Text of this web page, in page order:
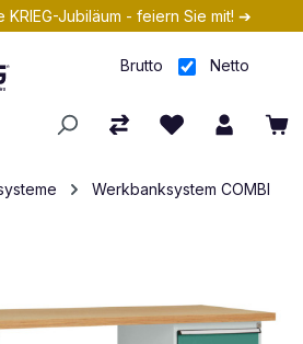
Jubiläum - feiern Sie mit! ➔
Brutto Netto
Werkbanksystem COMBI